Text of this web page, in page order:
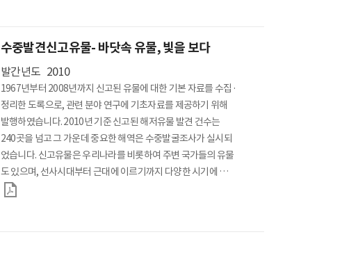
수중발견신고유물- 바닷속 유물, 빛을 보다
발간년도 2010
1967년부터 2008년까지 신고된 유물에 대한 기본 자료를 수집·
정리한 도록으로, 관련 분야 연구에 기초자료를 제공하기 위해
발행하였습니다. 2010년 기준 신고된 해저유물 발견 건수는
240곳을 넘고 그 가운데 중요한 해역은 수중발굴조사가 실시되
었습니다. 신고유물은 우리나라를 비롯하여 주변 국가들의 유물
도 있으며, 선사시대부터 근대에 이르기까지 다양한 시기에 걸쳐
있다. 선체를 제외한 대부분의 유물은 토기, 도기, 청자, 백자, 분